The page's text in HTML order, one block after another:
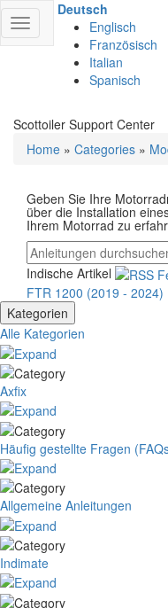
Navigation
umschalten
Deutsch
Englisch
Französisch
Italian
Spanisch
Scottoiler Support Center
Home » Categories »
Geben Sie Ihre
über die Installation
Ihrem Motorrad zu
Indische Artikel
FTR 1200 (2019 - 2024)
Kategorien
Alle Kategorien
Axfix
Häufig gestellte Fragen
Allgemeine Anleitungen
Indimate